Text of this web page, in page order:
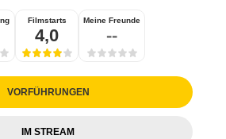
Filmstarts
4,0
Meine Freunde
--
VORFÜHRUNGEN
IM STREAM